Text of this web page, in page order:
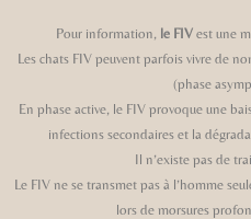
Pour information, le FIVest une
Les chats FIV peuvent parfois vivre de
(phase
En phase active, le FIV provoque une
infections secondaires et la
Il n’existe pas de
Le FIV ne se transmet pas à l’homme
lors de morsures